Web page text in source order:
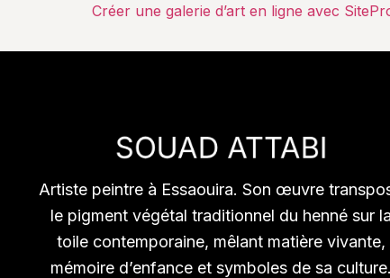
Créer une galerie d’art en ligne avec
Artiste peintre à Essaouira. Son œuvre
le pigment végétal traditionnel du henné sur la
toile contemporaine, mêlant matière vivante,
mémoire d’enfance et symboles de sa culture.